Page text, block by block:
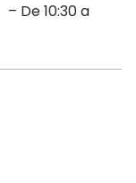
– De 10:30 a